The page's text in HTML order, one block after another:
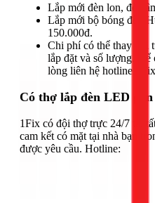
Lắp mới đèn lon, đèn
Lắp mới bộ bóng đèn
150.000đ.
Chi phí có thể thay đổi
lắp đặt và số lượng. Để
lòng liên hệ hotline
Có thợ lắp đèn LED
1Fix có đội thợ trực 24/7 tại
cam kết có mặt tại nhà bạn
được yêu cầu. Hotline: